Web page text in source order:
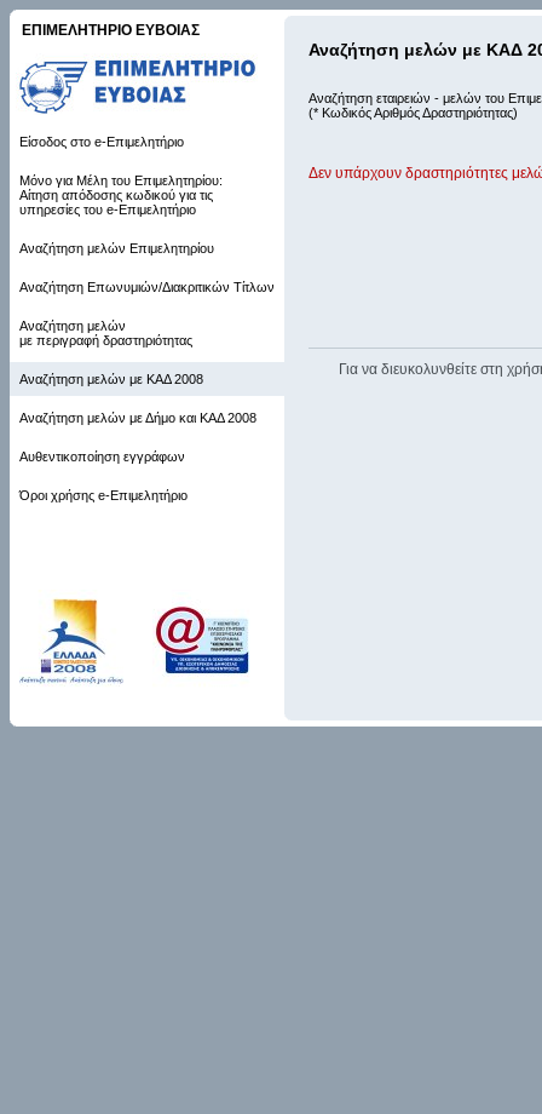
ΕΠΙΜΕΛΗΤΗΡΙΟ ΕΥΒΟΙΑΣ
Είσοδος στο e-Επιμελητήριο
Μόνο για Μέλη του Επιμελητηρίου:
Αίτηση απόδοσης κωδικού για τις
υπηρεσίες του e-Επιμελητήριο
Αναζήτηση μελών Επιμελητηρίου
Αναζήτηση Επωνυμιών/Διακριτικών Τίτλων
Αναζήτηση μελών
με περιγραφή δραστηριότητας
Αναζήτηση μελών με ΚΑΔ 2008
Αναζήτηση μελών με Δήμο και ΚΑΔ 2008
Αυθεντικοποίηση εγγράφων
Όροι χρήσης e-Επιμελητήριο
Αναζήτηση μελών με ΚΑΔ
Αναζήτηση εταιρειών - μελών του
(* Κωδικός Αριθμός Δραστηριότητας)
Δεν υπάρχουν δραστηριότητες
Για να διευκολυνθείτε στη